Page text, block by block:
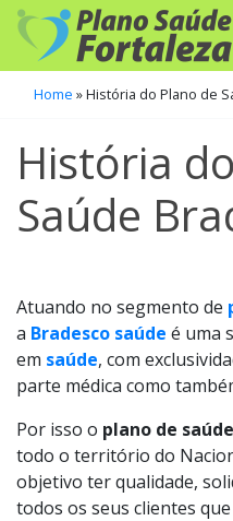
Home »História do Plano de
História
Saúde
Atuando no segmento de
a Bradesco saúde é uma
em saúde, com
parte médica como
Por isso o plano de saúde
todo o território do
objetivo ter qualidade,
todos os seus clientes